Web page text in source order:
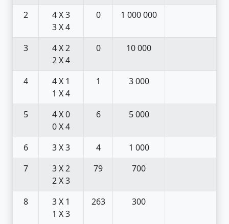
2
4 X 3
3 X 4
0 1 000 000
3
4 X 2
2 X 4
0 10 000
4
4 X 1
1 X 4
1 3 000
5
4 X 0
0 X 4
6 5 000
6 3 X 3 4
1 000
7
3 X 2
2 X 3
79 700
8
3 X 1
1 X 3
263 300